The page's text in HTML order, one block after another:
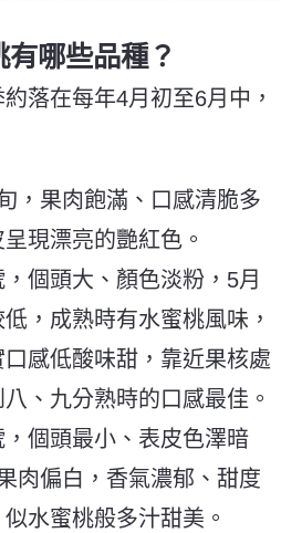
哪些品種？
落在每年4月初至6月中，
，果肉飽滿、口感清脆多
現漂亮的艷紅色。
個頭大、顏色淡粉，5月
，成熟時有水蜜桃風味，
感低酸味甜，靠近果核處
、九分熟時的口感最佳。
個頭最小、表皮色澤暗
肉偏白，香氣濃郁、甜度
水蜜桃般多汁甜美。